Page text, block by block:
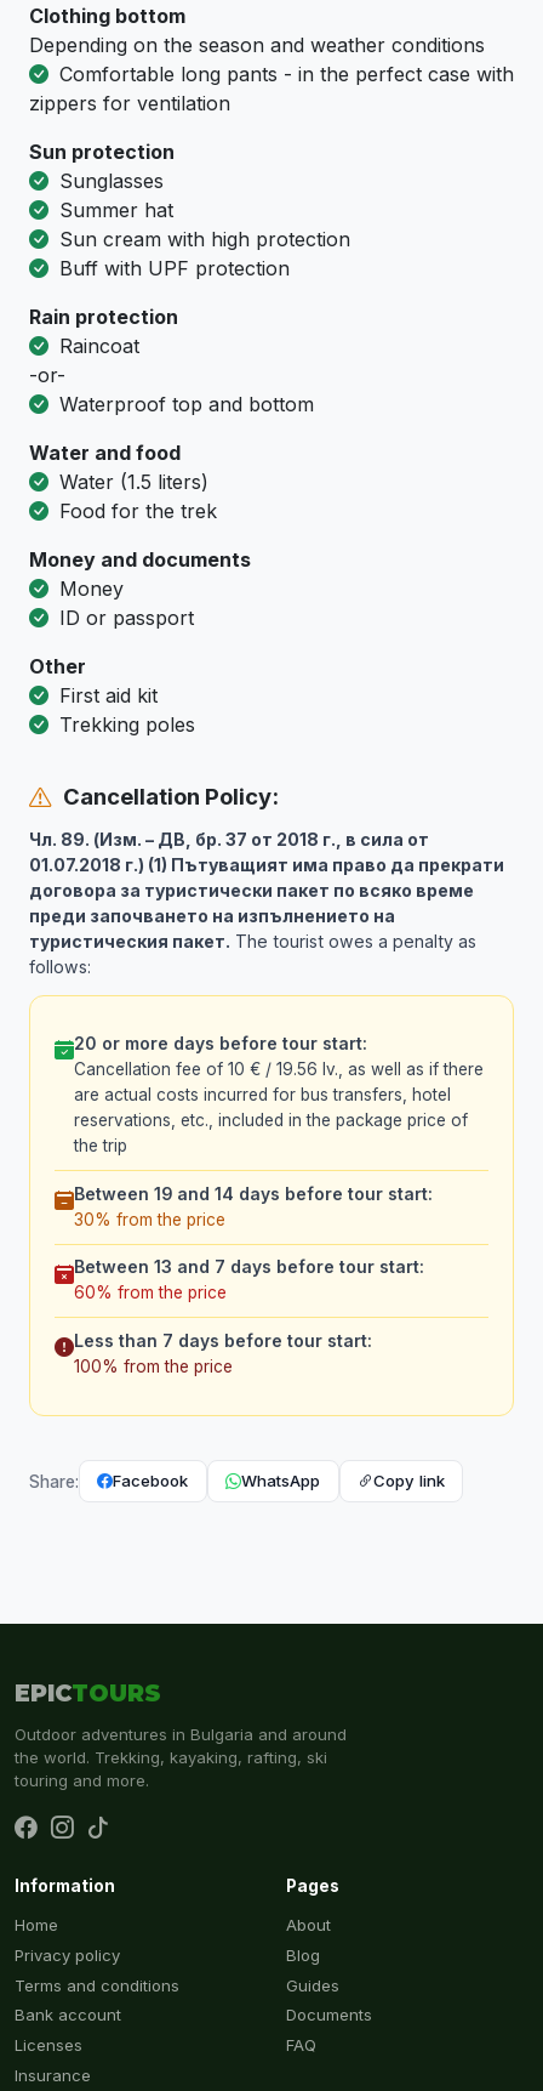
Clothing bottom
Depending on the season and weather conditions
Comfortable long pants - in the perfect case with
zippers for ventilation
Sun protection
Sunglasses
Summer hat
Sun cream with high protection
Buff with UPF protection
Rain protection
Raincoat
-or-
Waterproof top and bottom
Water and food
Water (1.5 liters)
Food for the trek
Money and documents
Money
ID or passport
Other
First aid kit
Trekking poles
Cancellation Policy:
Чл. 89. (Изм. – ДВ, бр. 37 от 2018 г., в сила от
01.07.2018 г.) (1) Пътуващият има право да прекрати
договора за туристически пакет по всяко време
преди започването на изпълнението на
туристическия пакет. The tourist owes a penalty as
follows:
20 or more days before tour start:
Cancellation fee of 10 € / 19.56 lv., as well as if there
are actual costs incurred for bus transfers, hotel
reservations, etc., included in the package price of
the trip
Between 19 and 14 days before tour start:
30% from the price
Between 13 and 7 days before tour start:
60% from the price
Less than 7 days before tour start:
100% from the price
Share: Facebook WhatsApp Copy link
EPICTOURS
Outdoor adventures in Bulgaria and around
the world. Trekking, kayaking, rafting, ski
touring and more.
Information
Home
Privacy policy
Terms and conditions
Bank account
Licenses
Insurance
Pages
About
Blog
Guides
Documents
FAQ